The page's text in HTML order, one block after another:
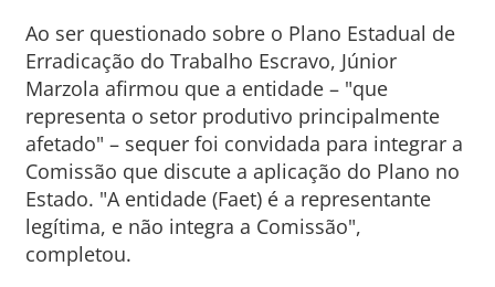
Ao ser questionado sobre o Plano Estadual de
Erradicação do Trabalho Escravo, Júnior
Marzola afirmou que a entidade – "que
representa o setor produtivo principalmente
afetado" – sequer foi convidada para integrar a
Comissão que discute a aplicação do Plano no
Estado. "A entidade (Faet) é a representante
legítima, e não integra a Comissão",
completou.